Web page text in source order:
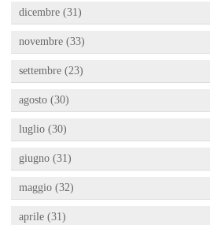
dicembre (31)
novembre (33)
settembre (23)
agosto (30)
luglio (30)
giugno (31)
maggio (32)
aprile (31)